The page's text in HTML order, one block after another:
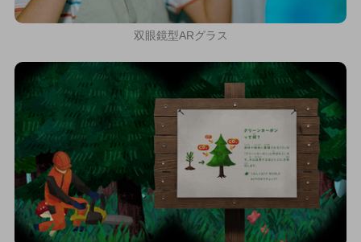
双眼鏡型ARグラス